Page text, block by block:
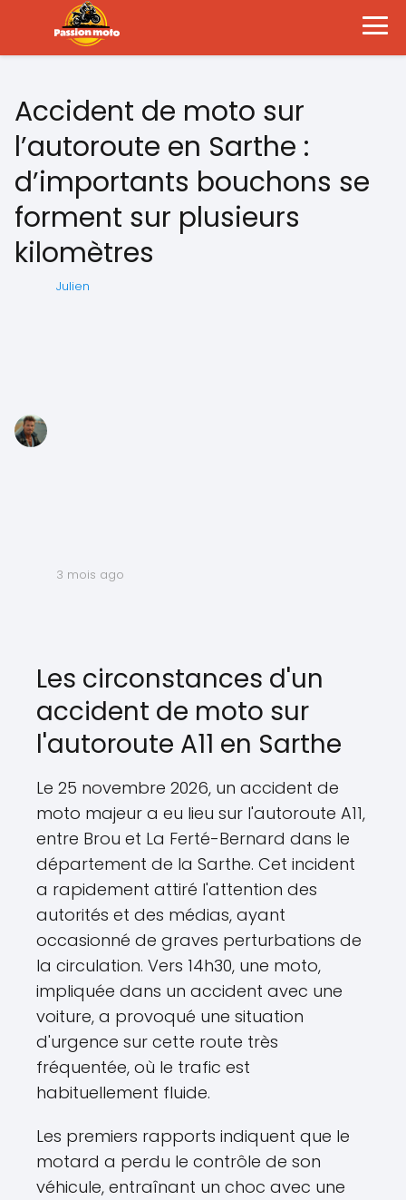
Accident de moto sur
l’autoroute en Sarthe :
d’importants bouchons se
forment sur plusieurs
kilomètres
Julien
3 mois ago
Les circonstances d'un
accident de moto sur
l'autoroute A11 en Sarthe
Le 25 novembre 2026, un accident de
moto majeur a eu lieu sur l'autoroute A11,
entre Brou et La Ferté-Bernard dans le
département de la Sarthe. Cet incident
a rapidement attiré l'attention des
autorités et des médias, ayant
occasionné de graves perturbations de
la circulation. Vers 14h30, une moto,
impliquée dans un accident avec une
voiture, a provoqué une situation
d'urgence sur cette route très
fréquentée, où le trafic est
habituellement fluide.
Les premiers rapports indiquent que le
motard a perdu le contrôle de son
véhicule, entraînant un choc avec une